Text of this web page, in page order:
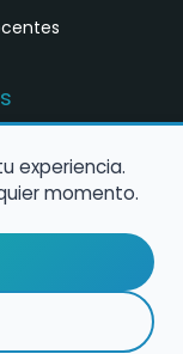
experiencia.
momento.